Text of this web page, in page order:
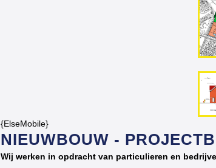
{ElseMobile}
NIEUWBOUW -
Wij werken in opdracht van particulieren en